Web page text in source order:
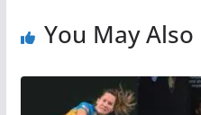
You May Also